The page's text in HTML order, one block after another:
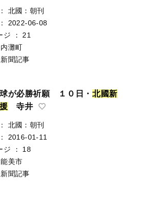
：
北國：朝刊
：
2022-06-08
ジ
：
21
内灘町
新聞記事
が必勝祈願 １０日・ 北國新
援 寺井
：
北國：朝刊
：
2016-01-11
ジ
：
18
能美市
新聞記事